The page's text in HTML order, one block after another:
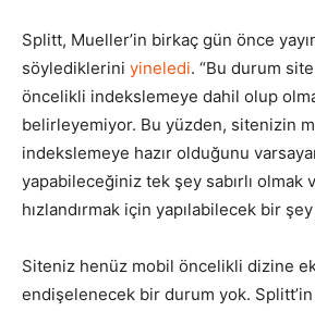
Splitt, Mueller’in birkaç gün önce
söylediklerini yineledi. “Bu durum
öncelikli indekslemeye dahil olup
belirleyemiyor. Bu yüzden, sitenizin
indekslemeye hazır olduğunu
yapabileceğiniz tek şey sabırlı olmak
hızlandırmak için yapılabilecek bir şey
Siteniz henüz mobil öncelikli dizine
endişelenecek bir durum yok.